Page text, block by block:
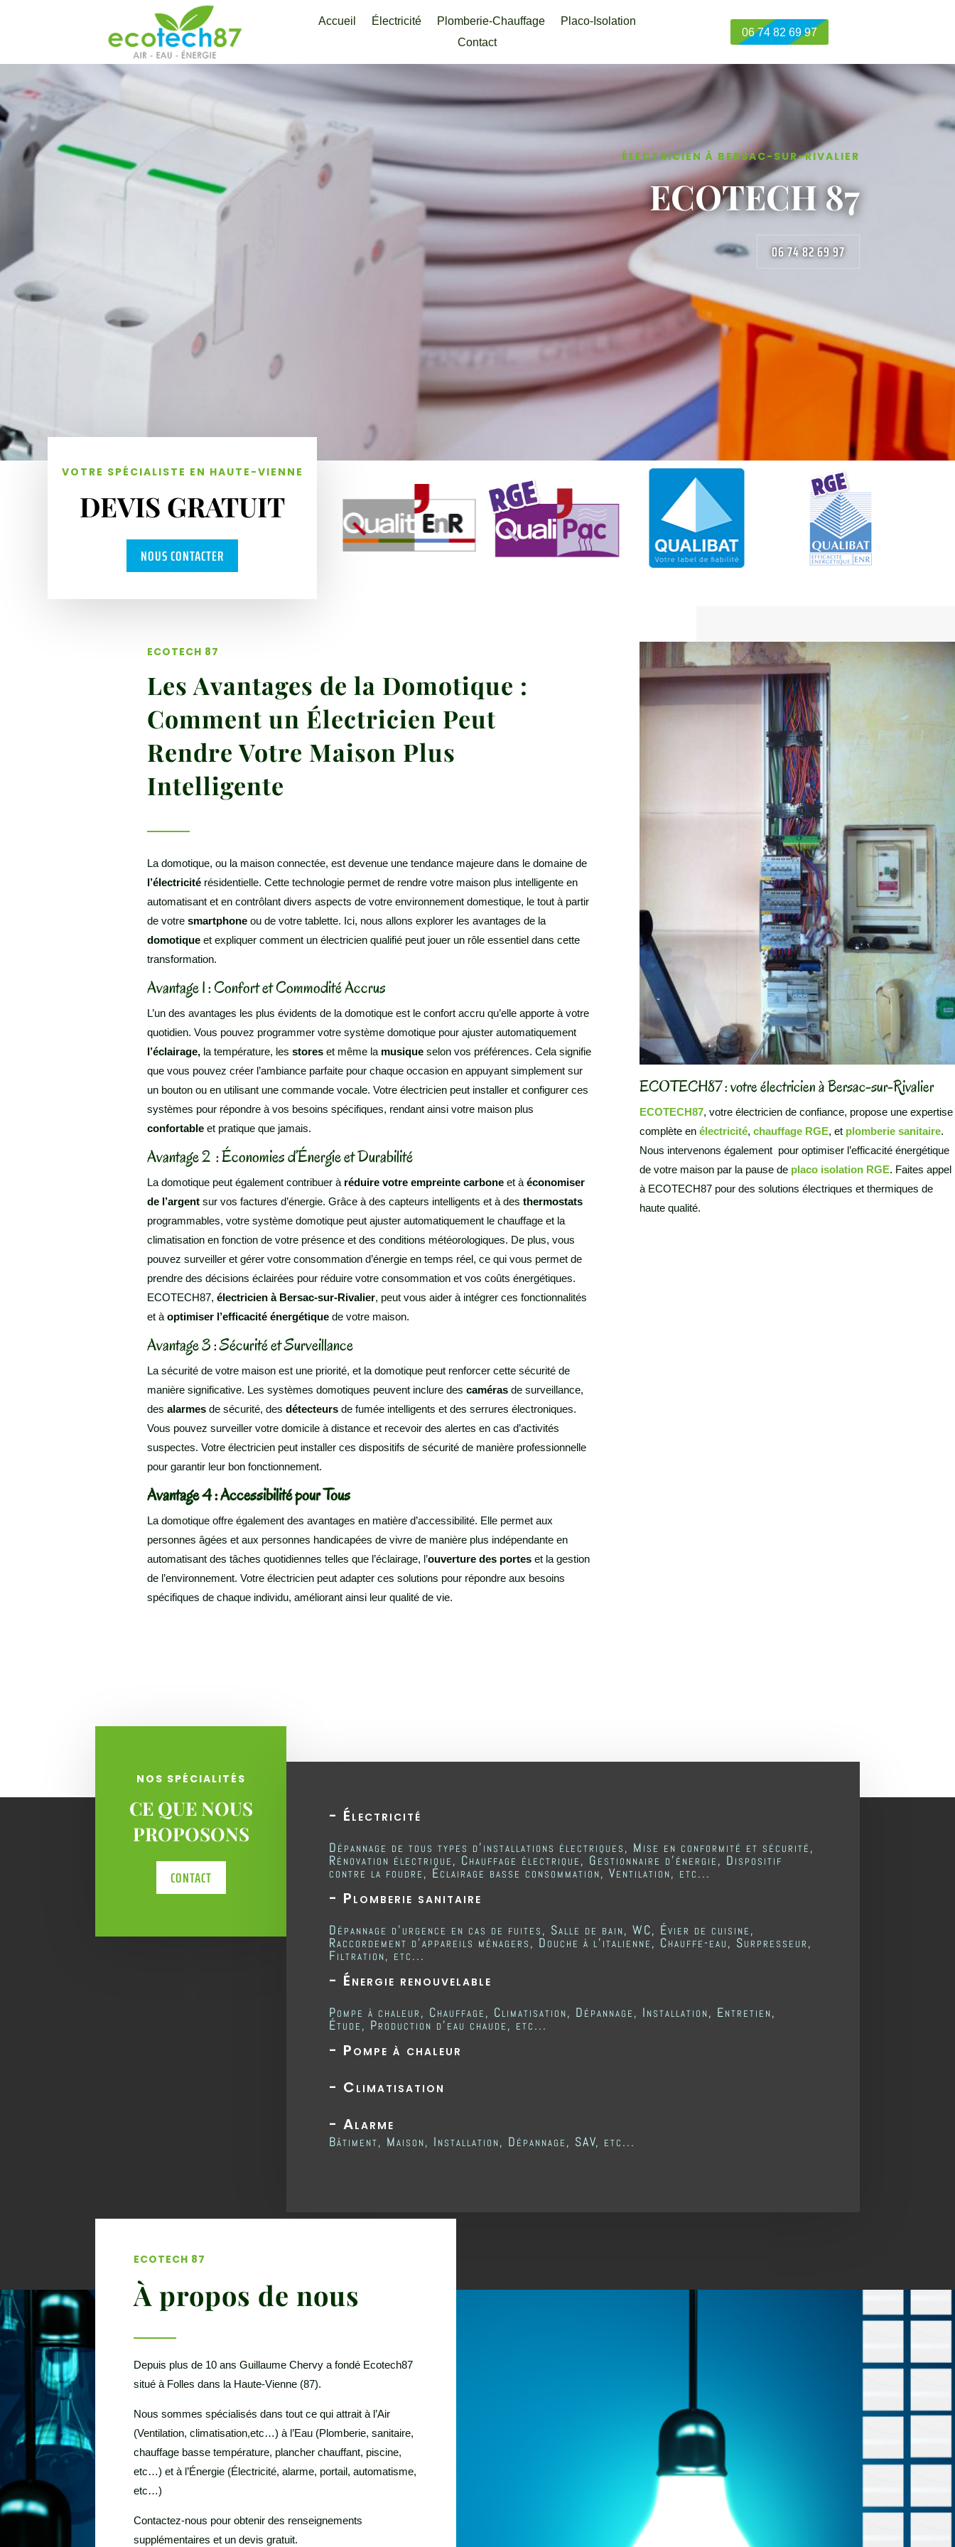
Accueil Électricité Plomberie-Chauffage
Placo-Isolation
Contact
06 74 82 69 97
ÉLECTRICIEN À BERSAC-SUR-RIVALIER
ECOTECH 87
06 74 82 69 97
VOTRE SPÉCIALISTE EN HAUTE-VIENNE
DEVIS GRATUIT
NOUS CONTACTER
ECOTECH 87
Les Avantages de la Domotique :
Comment un Électricien Peut
Rendre Votre Maison Plus
Intelligente
La domotique, ou la maison connectée, est devenue une tendance majeure dans le domaine de
l’électricitérésidentielle. Cette technologie permet de rendre votre maison plus intelligente en
automatisant et en contrôlant divers aspects de votre environnement domestique, le tout à partir
de votre smartphoneou de votre tablette. Ici, nous allons explorer les avantages de la
domotiqueet expliquer comment un électricien qualifié peut jouer un rôle essentiel dans cette
transformation.
Avantage 1 : Confort et Commodité Accrus
L’un des avantages les plus évidents de la domotique est le confort accru qu’elle apporte à votre
quotidien. Vous pouvez programmer votre système domotique pour ajuster automatiquement
l’éclairage,la température, les storeset même la musiqueselon vos préférences. Cela signifie
que vous pouvez créer l’ambiance parfaite pour chaque occasion en appuyant simplement sur
un bouton ou en utilisant une commande vocale. Votre électricien peut installer et configurer ces
systèmes pour répondre à vos besoins spécifiques, rendant ainsi votre maison plus
confortableet pratique que jamais.
Avantage 2 : Économies d’Énergie et Durabilité
La domotique peut également contribuer à réduire votre empreinte carboneet à économiser
de l’argentsur vos factures d’énergie. Grâce à des capteurs intelligents et à des thermostats
programmables, votre système domotique peut ajuster automatiquement le chauffage et la
climatisation en fonction de votre présence et des conditions météorologiques. De plus, vous
pouvez surveiller et gérer votre consommation d’énergie en temps réel, ce qui vous permet de
prendre des décisions éclairées pour réduire votre consommation et vos coûts énergétiques.
ECOTECH87, électricien à Bersac-sur-Rivalier, peut vous aider à intégrer ces fonctionnalités
et à optimiser l’efficacité énergétiquede votre maison.
Avantage 3 : Sécurité et Surveillance
La sécurité de votre maison est une priorité, et la domotique peut renforcer cette sécurité de
manière significative. Les systèmes domotiques peuvent inclure des camérasde surveillance,
des alarmesde sécurité, des détecteursde fumée intelligents et des serrures électroniques.
Vous pouvez surveiller votre domicile à distance et recevoir des alertes en cas d’activités
suspectes. Votre électricien peut installer ces dispositifs de sécurité de manière professionnelle
pour garantir leur bon fonctionnement.
Avantage 4 : Accessibilité pour Tous
La domotique offre également des avantages en matière d’accessibilité. Elle permet aux
personnes âgées et aux personnes handicapées de vivre de manière plus indépendante en
automatisant des tâches quotidiennes telles que l’éclairage, l’ouverture des porteset la gestion
de l’environnement. Votre électricien peut adapter ces solutions pour répondre aux besoins
spécifiques de chaque individu, améliorant ainsi leur qualité de vie.
ECOTECH87 : votre électricien à Bersac-sur-Rivalier
ECOTECH87, votre électricien de confiance, propose une expertise
complète enélectricité,chauffage RGE, et plomberie sanitaire.
Nous intervenons également pour optimiser l’efficacité énergétique
de votre maison par la pause de placo isolation RGE. Faites appel
à ECOTECH87 pour des solutions électriques et thermiques de
haute qualité.
NOS SPÉCIALITÉS
CE QUE NOUS
PROPOSONS
CONTACT
- Électricité
Dépannage de tous types d'installations électriques, Mise en conformité et sécurité,
Rénovation électrique, Chauffage électrique, Gestionnaire d'énergie, Dispositif
contre la foudre, Éclairage basse consommation, Ventilation, etc...
- Plomberie sanitaire
Dépannage d'urgence en cas de fuites, Salle de bain, WC, Évier de cuisine,
Raccordement d'appareils ménagers, Douche à l'italienne, Chauffe-eau, Surpresseur,
Filtration, etc...
- Énergie renouvelable
Pompe à chaleur, Chauffage, Climatisation, Dépannage, Installation, Entretien,
Étude, Production d'eau chaude, etc...
- Pompe à chaleur
- Climatisation
- Alarme
Bâtiment, Maison, Installation, Dépannage, SAV, etc...
ECOTECH 87
À propos de nous
Depuis plus de 10 ans Guillaume Chervy a fondé Ecotech87
situé à Folles dans la Haute-Vienne (87).
Nous sommes spécialisés dans tout ce qui attrait à l’Air
(Ventilation, climatisation,etc…) à l’Eau (Plomberie, sanitaire,
chauffage basse température, plancher chauffant, piscine,
etc…) et à l’Énergie (Électricité, alarme, portail, automatisme,
etc…)
Contactez-nous pour obtenir des renseignements
supplémentaires et un devis gratuit.